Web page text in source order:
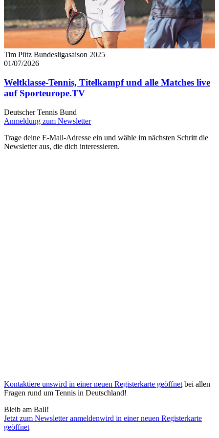
Tim Pütz Bundesligasaison 2025
01/07/2026
Weltklasse-Tennis, Titelkampf und alle Matches live
auf Sporteurope.TV
Deutscher Tennis Bund
Anmeldung zum Newsletter
Trage deine E-Mail-Adresse ein und wähle im nächsten Schritt die
Newsletter aus, die dich interessieren.
Kontaktiere unswird in einer neuen Registerkarte geöffnet bei allen
Fragen rund um Tennis in Deutschland!
Bleib am Ball!
Jetzt zum Newsletter anmeldenwird in einer neuen Registerkarte
geöffnet